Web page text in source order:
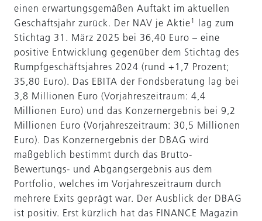
einen erwartungsgemäßen Auftakt im aktuellen
Geschäftsjahr zurück. Der NAV je Aktie1
lag zum
Stichtag 31. März 2025 bei 36,40 Euro – eine
positive Entwicklung gegenüber dem Stichtag des
Rumpfgeschäftsjahres 2024 (rund +1,7 Prozent;
35,80 Euro). Das EBITA der Fondsberatung lag bei
3,8 Millionen Euro (Vorjahreszeitraum: 4,4
Millionen Euro) und das Konzernergebnis bei 9,2
Millionen Euro (Vorjahreszeitraum: 30,5 Millionen
Euro). Das Konzernergebnis der DBAG wird
maßgeblich bestimmt durch das Brutto-
Bewertungs- und Abgangsergebnis aus dem
Portfolio, welches im Vorjahreszeitraum durch
mehrere Exits geprägt war. Der Ausblick der DBAG
ist positiv. Erst kürzlich hat das FINANCE Magazin